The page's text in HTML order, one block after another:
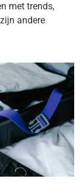
met trends,
andere